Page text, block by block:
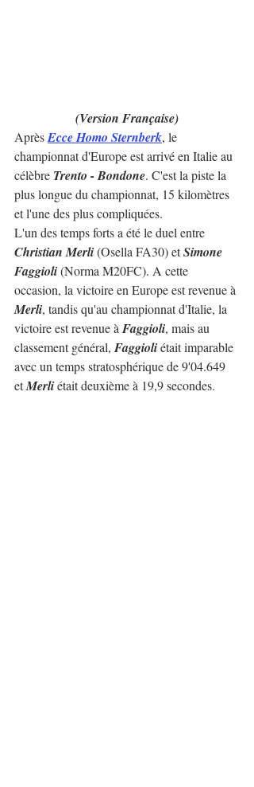
(Version Française)
Après Ecce Homo Sternberk, le
championnat d'Europe est arrivé en Italie au
célèbre Trento - Bondone. C'est la piste la
plus longue du championnat, 15 kilomètres
et l'une des plus compliquées.
L'un des temps forts a été le duel entre
Christian Merli (Osella FA30) et Simone
Faggioli (Norma M20FC). A cette
occasion, la victoire en Europe est revenue à
Merli, tandis qu'au championnat d'Italie, la
victoire est revenue à Faggioli, mais au
classement général, Faggioli était imparable
avec un temps stratosphérique de 9'04.649
et Merli était deuxième à 19,9 secondes.